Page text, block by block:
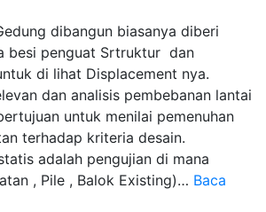
dibangun biasanya diberi
besi penguat Srtruktur dan
di lihat Displacement nya.
dan analisis pembebanan lantai
untuk menilai pemenuhan
terhadap kriteria desain.
adalah pengujian di mana
, Pile , Balok Existing)… Baca